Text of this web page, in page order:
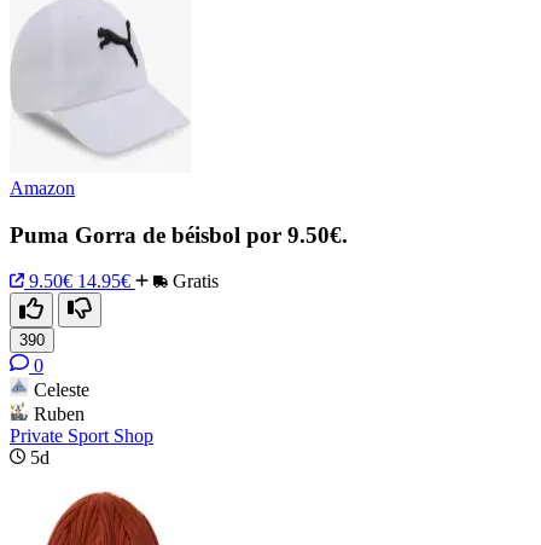
Amazon
Puma Gorra de béisbol por 9.50€.
9.50€ 14.95€ Gratis
390
0
Celeste
Ruben
Private Sport Shop
5d